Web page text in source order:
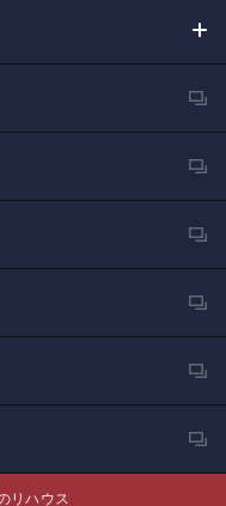
リハウス